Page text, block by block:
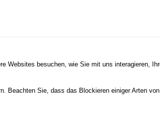
Websites besuchen, wie Sie mit uns interagieren,
Beachten Sie, dass das Blockieren einiger Arten